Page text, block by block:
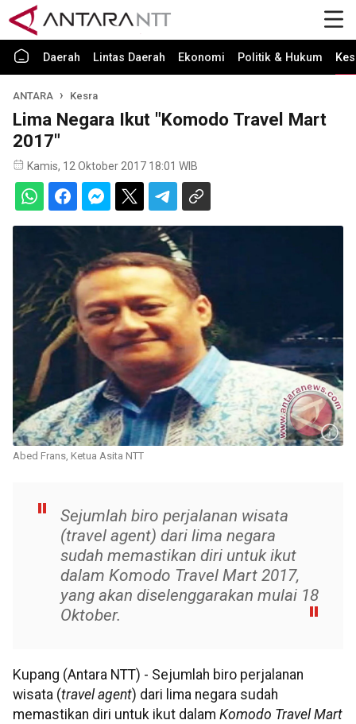
Daerah Lintas Daerah Ekonomi Politik & Hukum
ANTARA Kesra
Lima Negara Ikut "Komodo Travel Mart
2017"
Kamis, 12 Oktober 2017 18:01 WIB
Abed Frans, Ketua Asita NTT
Sejumlah biro perjalanan wisata
(travel agent) dari lima negara
sudah memastikan diri untuk ikut
dalam Komodo Travel Mart 2017,
yang akan diselenggarakan mulai 18
Oktober.
Kupang (Antara NTT) - Sejumlah biro perjalanan
wisata (travel agent) dari lima negara sudah
memastikan diri untuk ikut dalam Komodo Travel Mart